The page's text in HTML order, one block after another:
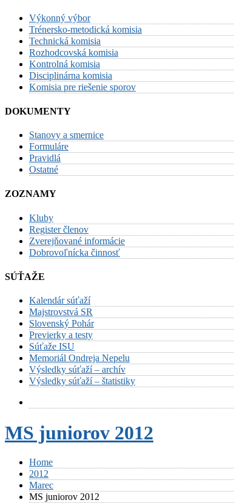
Výkonný výbor
Trénersko-metodická komisia
Technická komisia
Rozhodcovská komisia
Kontrolná komisia
Disciplinárna komisia
Komisia pre riešenie sporov
DOKUMENTY
Stanovy a smernice
Formuláre
Pravidlá
Ostatné
ZOZNAMY
Kluby
Register členov
Zverejňované informácie
Dobrovoľnícka činnosť
SÚŤAŽE
Kalendár súťaží
Majstrovstvá SR
Slovenský Pohár
Previerky a testy
Súťaže ISU
Memoriál Ondreja Nepelu
Výsledky súťaží – archív
Výsledky súťaží – štatistiky
MS juniorov 2012
Home
2012
Marec
MS juniorov 2012